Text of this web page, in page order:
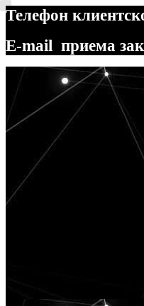
Телефон
E-mail приема
Перейти
навигации
Перейти
содержимому